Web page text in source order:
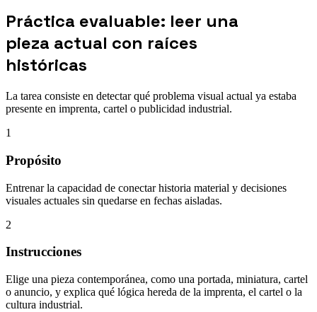
Práctica evaluable: leer una
pieza actual con raíces
históricas
La tarea consiste en detectar qué problema visual actual ya estaba
presente en imprenta, cartel o publicidad industrial.
1
Propósito
Entrenar la capacidad de conectar historia material y decisiones
visuales actuales sin quedarse en fechas aisladas.
2
Instrucciones
Elige una pieza contemporánea, como una portada, miniatura, cartel
o anuncio, y explica qué lógica hereda de la imprenta, el cartel o la
cultura industrial.